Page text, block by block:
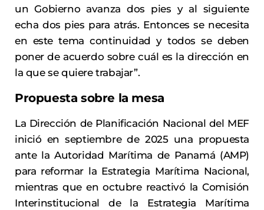
un Gobierno avanza dos pies y al siguiente
echa dos pies para atrás. Entonces se necesita
en este tema continuidad y todos se deben
poner de acuerdo sobre cuál es la dirección en
la que se quiere trabajar”.
Propuesta sobre la mesa
La Dirección de Planificación Nacional del MEF
inició en septiembre de 2025 una propuesta
ante la Autoridad Marítima de Panamá (AMP)
para reformar la Estrategia Marítima Nacional,
mientras que en octubre reactivó la Comisión
Interinstitucional de la Estrategia Marítima